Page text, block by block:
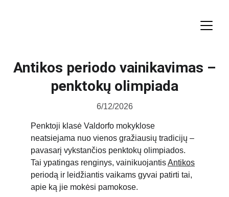
Antikos periodo vainikavimas –
penktokų olimpiada
6/12/2026
Penktoji klasė Valdorfo mokyklose
neatsiejama nuo vienos gražiausių tradicijų –
pavasarį vykstančios penktokų olimpiados.
Tai ypatingas renginys, vainikuojantis Antikos
periodą ir leidžiantis vaikams gyvai patirti tai,
apie ką jie mokėsi pamokose.